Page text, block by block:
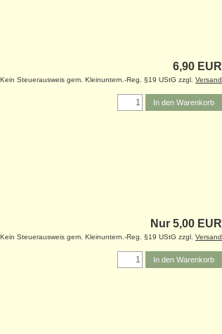
6,90 EUR
Kein Steuerausweis gem. Kleinuntern.-Reg. §19 UStG zzgl. Versand
In den Warenkorb
Nur 5,00 EUR
Kein Steuerausweis gem. Kleinuntern.-Reg. §19 UStG zzgl. Versand
In den Warenkorb